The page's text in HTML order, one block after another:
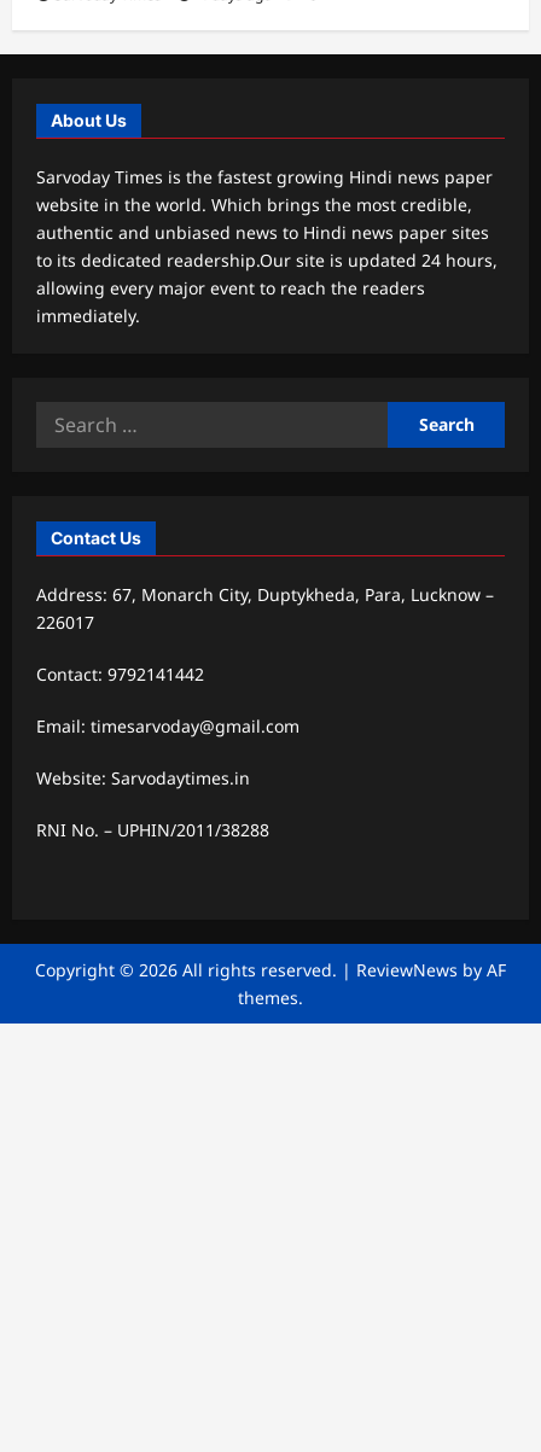
About Us
Sarvoday Times is the fastest growing Hindi news paper
website in the world. Which brings the most credible,
authentic and unbiased news to Hindi news paper sites
to its dedicated readership.Our site is updated 24 hours,
allowing every major event to reach the readers
immediately.
Search
Contact Us
Address: 67, Monarch City, Duptykheda, Para, Lucknow –
226017
Contact: 9792141442
Email: timesarvoday@gmail.com
Website: Sarvodaytimes.in
RNI No. – UPHIN/2011/38288
Copyright © 2026 All rights reserved. | ReviewNews by AF
themes.